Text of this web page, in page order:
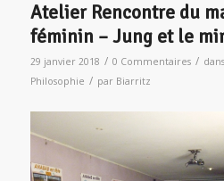
Atelier Rencontre du
féminin – Jung et le
29 janvier 2018 / 0 Commentaires / dans
Philosophie / par Biarritz